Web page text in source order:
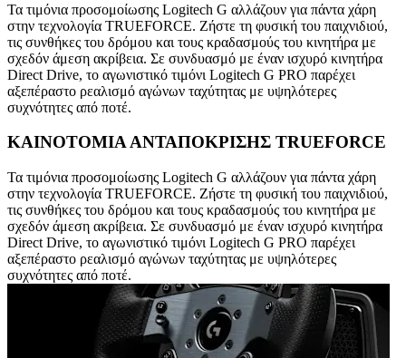
Τα τιμόνια προσομοίωσης Logitech G αλλάζουν για πάντα χάρη
στην τεχνολογία TRUEFORCE. Ζήστε τη φυσική του παιχνιδιού,
τις συνθήκες του δρόμου και τους κραδασμούς του κινητήρα με
σχεδόν άμεση ακρίβεια. Σε συνδυασμό με έναν ισχυρό κινητήρα
Direct Drive, το αγωνιστικό τιμόνι Logitech G PRO παρέχει
αξεπέραστο ρεαλισμό αγώνων ταχύτητας με υψηλότερες
συχνότητες από ποτέ.
ΚΑΙΝΟΤΟΜΙΑ ΑΝΤΑΠΟΚΡΙΣΗΣ TRUEFORCE
Τα τιμόνια προσομοίωσης Logitech G αλλάζουν για πάντα χάρη
στην τεχνολογία TRUEFORCE. Ζήστε τη φυσική του παιχνιδιού,
τις συνθήκες του δρόμου και τους κραδασμούς του κινητήρα με
σχεδόν άμεση ακρίβεια. Σε συνδυασμό με έναν ισχυρό κινητήρα
Direct Drive, το αγωνιστικό τιμόνι Logitech G PRO παρέχει
αξεπέραστο ρεαλισμό αγώνων ταχύτητας με υψηλότερες
συχνότητες από ποτέ.